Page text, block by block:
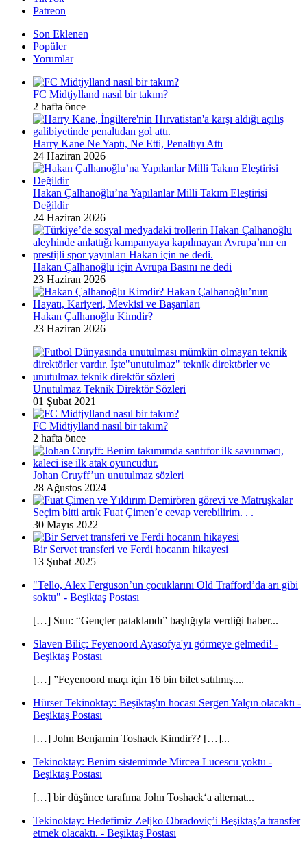
Patreon
Son Eklenen
Popüler
Yorumlar
FC Midtjylland nasıl bir takım?
2 hafta önce
Harry Kane Ne Yaptı, Ne Etti, Penaltıyı Attı
24 Haziran 2026
Hakan Çalhanoğlu’na Yapılanlar Milli Takım Eleştirisi
Değildir
24 Haziran 2026
Hakan Çalhanoğlu için Avrupa Basını ne dedi
23 Haziran 2026
Hakan Çalhanoğlu Kimdir?
23 Haziran 2026
Unutulmaz Teknik Direktör Sözleri
01 Şubat 2021
FC Midtjylland nasıl bir takım?
2 hafta önce
Johan Cruyff’un unutulmaz sözleri
28 Ağustos 2024
Seçim bitti artık Fuat Çimen’e cevap verebilirim. . .
30 Mayıs 2022
Bir Servet transferi ve Ferdi hocanın hikayesi
13 Şubat 2025
"Tello, Alex Ferguson’un çocuklarını Old Trafford’da arı gibi
soktu" - Beşiktaş Postası
[…] Sun: “Gençler pataklandı” başlığıyla verdiği haber...
Slaven Biliç: Feyenoord Ayasofya'yı görmeye gelmedi! -
Beşiktaş Postası
[…] ”Feyenoord maçı için 16 bin bilet satılmış....
Hürser Tekinoktay: Beşiktaş'ın hocası Sergen Yalçın olacaktı -
Beşiktaş Postası
[…] John Benjamin Toshack Kimdir?? […]...
Tekinoktay: Benim sistemimde Mircea Lucescu yoktu -
Beşiktaş Postası
[…] bir düşünce tarafıma John Toshack‘a alternat...
Tekinoktay: Hedefimiz Zeljko Obradoviç’i Beşiktaş’a transfer
etmek olacaktı. - Beşiktaş Postası